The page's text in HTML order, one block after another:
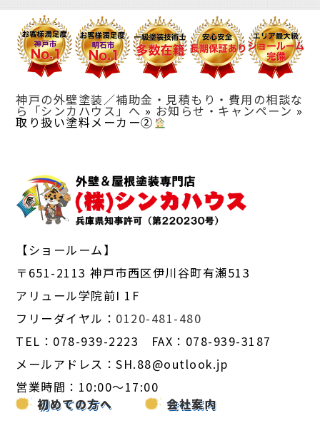
神戸の外壁塗装／補助金・見積もり・費用の相談な
ら「シンカハウス」へ» お知らせ・キャンペーン »
取り扱い塗料メーカー②
【ショールーム】
〒651-2113 神戸市西区伊川谷町有瀬513
アリュール学院前I 1F
フリーダイヤル： 0120-481-480
TEL：078-939-2223 FAX：078-939-3187
メールアドレス：SH.88@outlook.jp
営業時間：10:00～17:00
初めての方へ
会社案内